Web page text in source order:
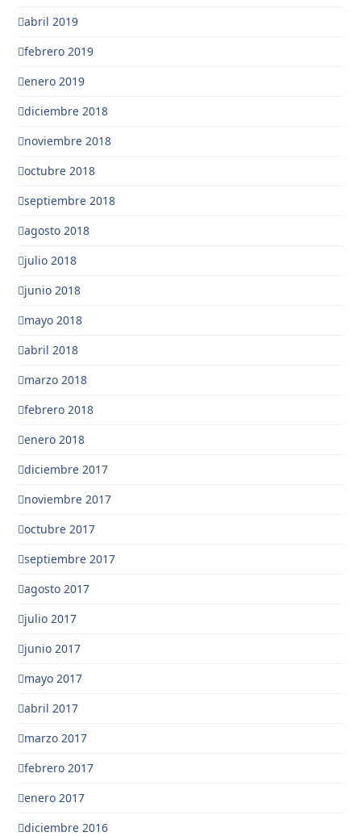
abril 2019
febrero 2019
enero 2019
diciembre 2018
noviembre 2018
octubre 2018
septiembre 2018
agosto 2018
julio 2018
junio 2018
mayo 2018
abril 2018
marzo 2018
febrero 2018
enero 2018
diciembre 2017
noviembre 2017
octubre 2017
septiembre 2017
agosto 2017
julio 2017
junio 2017
mayo 2017
abril 2017
marzo 2017
febrero 2017
enero 2017
diciembre 2016